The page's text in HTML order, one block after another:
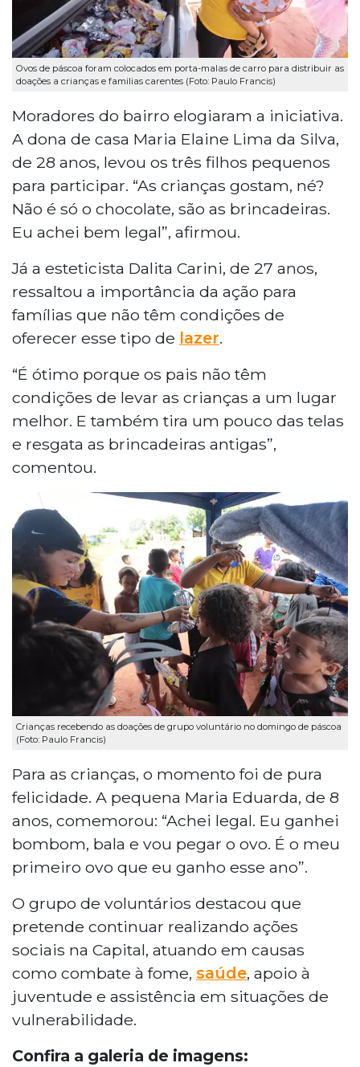
Ovos de páscoa foram colocados em porta-malas de carro para distribuir as
doações a crianças e familias carentes (Foto: Paulo Francis)
Moradores do bairro elogiaram a iniciativa.
A dona de casa Maria Elaine Lima da Silva,
de 28 anos, levou os três filhos pequenos
para participar. “As crianças gostam, né?
Não é só o chocolate, são as brincadeiras.
Eu achei bem legal”, afirmou.
Já a esteticista Dalita Carini, de 27 anos,
ressaltou a importância da ação para
famílias que não têm condições de
oferecer esse tipo de lazer.
“É ótimo porque os pais não têm
condições de levar as crianças a um lugar
melhor. E também tira um pouco das telas
e resgata as brincadeiras antigas”,
comentou.
Crianças recebendo as doações de grupo voluntário no domingo de páscoa
(Foto: Paulo Francis)
Para as crianças, o momento foi de pura
felicidade. A pequena Maria Eduarda, de 8
anos, comemorou: “Achei legal. Eu ganhei
bombom, bala e vou pegar o ovo. É o meu
primeiro ovo que eu ganho esse ano”.
O grupo de voluntários destacou que
pretende continuar realizando ações
sociais na Capital, atuando em causas
como combate à fome, saúde, apoio à
juventude e assistência em situações de
vulnerabilidade.
Confira a galeria de imagens: